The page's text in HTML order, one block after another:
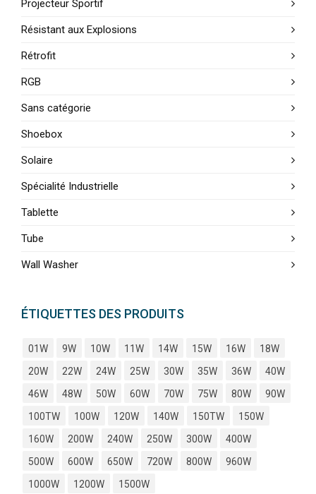
Projecteur Sportif
Résistant aux Explosions
Rétrofit
RGB
Sans catégorie
Shoebox
Solaire
Spécialité Industrielle
Tablette
Tube
Wall Washer
ÉTIQUETTES DES PRODUITS
01W 9W 10W 11W 14W 15W 16W
18W
20W
22W 24W 25W 30W 35W 36W
40W
46W
48W 50W 60W 70W 75W 80W
90W
100TW
100W 120W 140W 150TW
150W
160W
200W 240W 250W 300W
400W
500W
600W 650W 720W 800W
960W
1000W
1200W 1500W